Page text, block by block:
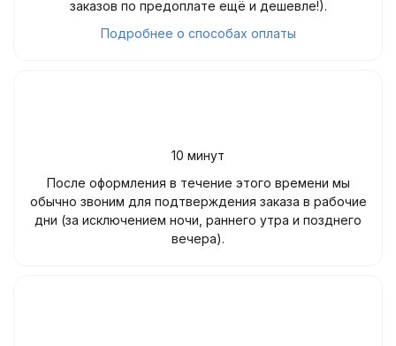
заказов по предоплате ещё и дешевле!).
Подробнее о способах оплаты
10 минут
После оформления в течение этого времени мы
обычно звоним для подтверждения заказа в рабочие
дни (за исключением ночи, раннего утра и позднего
вечера).